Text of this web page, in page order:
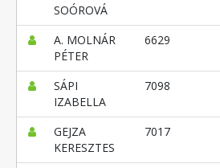
SOÓROVÁ
A. MOLNÁR
PÉTER
6629
SÁPI
IZABELLA
7098
GEJZA
KERESZTES
7017